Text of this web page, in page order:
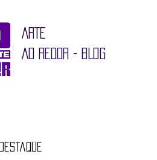
ARTE
AO REDOR - BLOG